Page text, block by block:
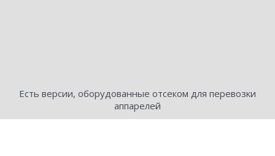
Есть версии, оборудованные отсеком для перевозки
аппарелей